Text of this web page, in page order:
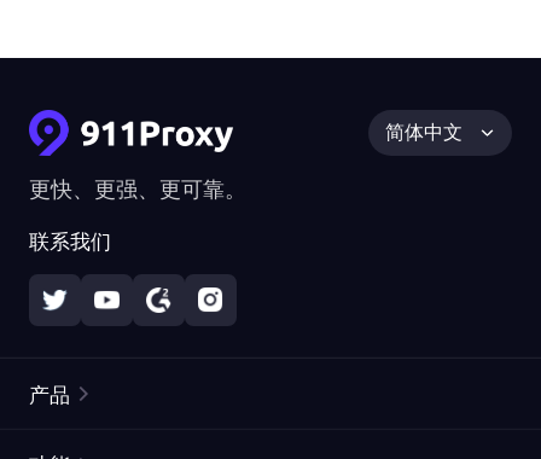
更快、更强、更可靠。
联系我们
简体中文
产品